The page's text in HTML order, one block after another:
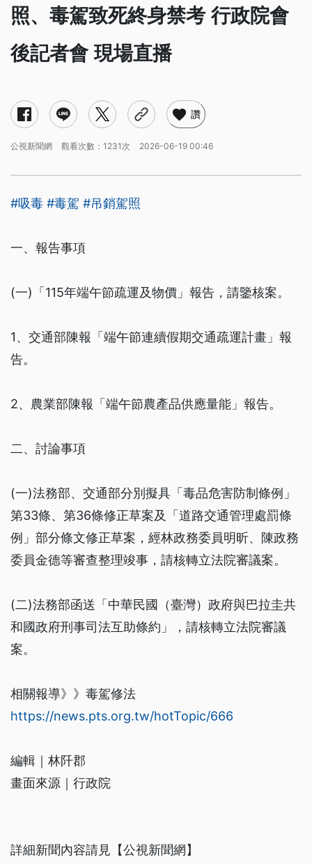
照、毒駕致死終身禁考 行政院會
後記者會 現場直播
讚
公視新聞網 觀看次數：1231次 2026-06-19 00:46
#吸毒 #毒駕 #吊銷駕照
一、報告事項
(一)「115年端午節疏運及物價」報告，請鑒核案。
1、交通部陳報「端午節連續假期交通疏運計畫」報
告。
2、農業部陳報「端午節農產品供應量能」報告。
二、討論事項
(一)法務部、交通部分別擬具「毒品危害防制條例」
第33條、第36條修正草案及「道路交通管理處罰條
例」部分條文修正草案，經林政務委員明昕、陳政務
委員金德等審查整理竣事，請核轉立法院審議案。
(二)法務部函送「中華民國（臺灣）政府與巴拉圭共
和國政府刑事司法互助條約」，請核轉立法院審議
案。
相關報導》》毒駕修法
https://news.pts.org.tw/hotTopic/666
編輯｜林阡郡
畫面來源｜行政院
詳細新聞內容請見【公視新聞網】